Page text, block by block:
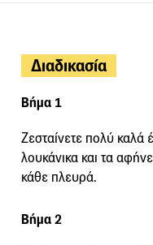
Διαδικασία
Βήμα 1
Ζεσταίνετε πολύ καλά
λουκάνικα και τα
κάθε πλευρά.
Βήμα 2